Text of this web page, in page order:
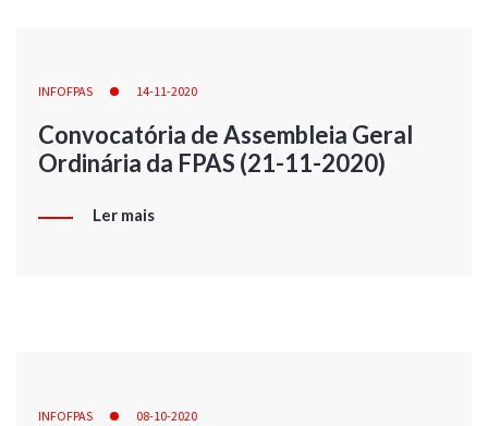
INFOFPAS 14-11-2020
Convocatória de Assembleia Geral
Ordinária da FPAS (21-11-2020)
Ler mais
INFOFPAS 08-10-2020